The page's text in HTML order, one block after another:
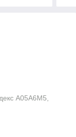
A05A6M5,